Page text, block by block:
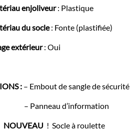
enjoliveur: Plastique
du socle: Fonte (plastifiée)
extérieur: Oui
: – Embout de sangle de sécurité
d’information
NOUVEAU ! Socle à roulette